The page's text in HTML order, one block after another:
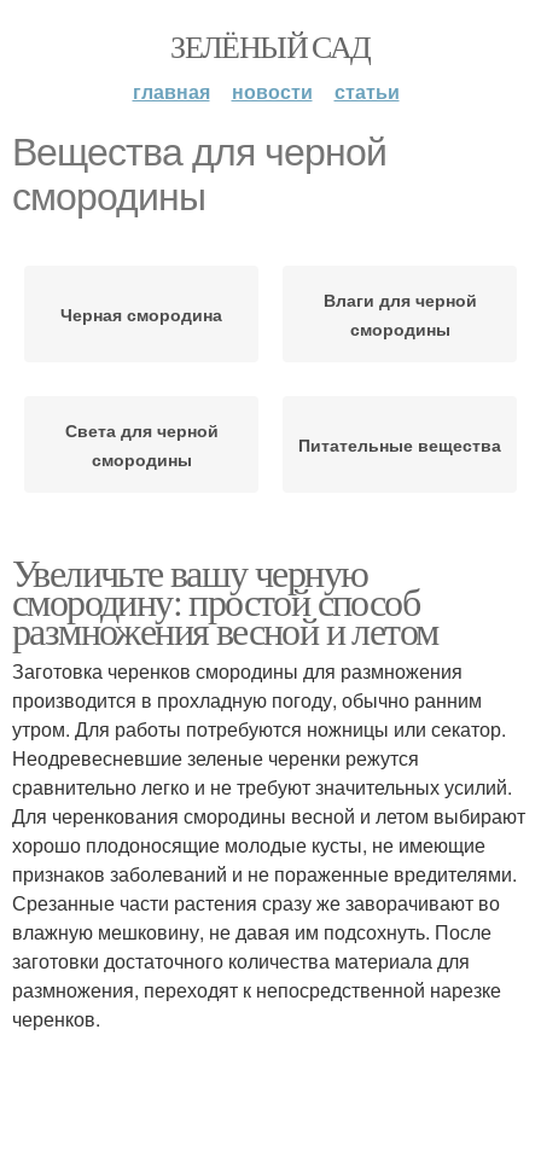
ЗЕЛЁНЫЙ САД
главная новости статьи
Вещества для черной
смородины
Черная смородина
Влаги для черной
смородины
Света для черной
смородины
Питательные вещества
Увеличьте вашу черную
смородину: простой способ
размножения весной и летом
Заготовка черенков смородины для размножения
производится в прохладную погоду, обычно ранним
утром. Для работы потребуются ножницы или секатор.
Неодревесневшие зеленые черенки режутся
сравнительно легко и не требуют значительных усилий.
Для черенкования смородины весной и летом выбирают
хорошо плодоносящие молодые кусты, не имеющие
признаков заболеваний и не пораженные вредителями.
Срезанные части растения сразу же заворачивают во
влажную мешковину, не давая им подсохнуть. После
заготовки достаточного количества материала для
размножения, переходят к непосредственной нарезке
черенков.